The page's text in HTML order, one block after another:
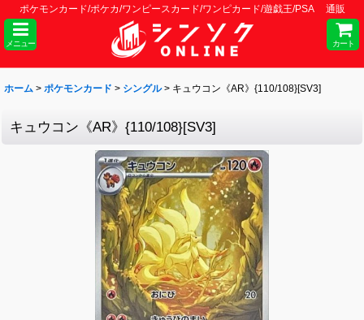
ポケモンカード/ポケカ/ワンピースカード/ワンピカード/遊戯王/PSA 通販
メニュー カート
ホーム > ポケモンカード > シングル > キュウコン《AR》{110/108}[SV3]
キュウコン《AR》{110/108}[SV3]